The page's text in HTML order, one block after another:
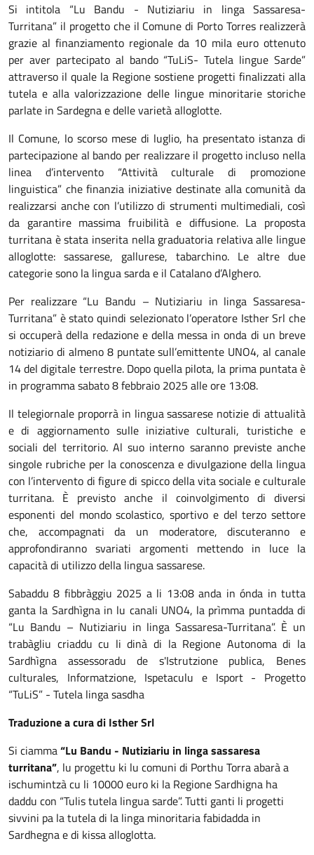
Si intitola “Lu Bandu - Nutiziariu in linga Sassaresa-
Turritana” il progetto che il Comune di Porto Torres realizzerà
grazie al finanziamento regionale da 10 mila euro ottenuto
per aver partecipato al bando “TuLiS- Tutela lingue Sarde”
attraverso il quale la Regione sostiene progetti finalizzati alla
tutela e alla valorizzazione delle lingue minoritarie storiche
parlate in Sardegna e delle varietà alloglotte.
Il Comune, lo scorso mese di luglio, ha presentato istanza di
partecipazione al bando per realizzare il progetto incluso nella
linea d’intervento “Attività culturale di promozione
linguistica” che finanzia iniziative destinate alla comunità da
realizzarsi anche con l’utilizzo di strumenti multimediali, così
da garantire massima fruibilità e diffusione. La proposta
turritana è stata inserita nella graduatoria relativa alle lingue
alloglotte: sassarese, gallurese, tabarchino. Le altre due
categorie sono la lingua sarda e il Catalano d’Alghero.
Per realizzare “Lu Bandu – Nutiziariu in linga Sassaresa-
Turritana” è stato quindi selezionato l’operatore Isther Srl che
si occuperà della redazione e della messa in onda di un breve
notiziario di almeno 8 puntate sull’emittente UNO4, al canale
14 del digitale terrestre. Dopo quella pilota, la prima puntata è
in programma sabato 8 febbraio 2025 alle ore 13:08.
Il telegiornale proporrà in lingua sassarese notizie di attualità
e di aggiornamento sulle iniziative culturali, turistiche e
sociali del territorio. Al suo interno saranno previste anche
singole rubriche per la conoscenza e divulgazione della lingua
con l’intervento di figure di spicco della vita sociale e culturale
turritana. È previsto anche il coinvolgimento di diversi
esponenti del mondo scolastico, sportivo e del terzo settore
che, accompagnati da un moderatore, discuteranno e
approfondiranno svariati argomenti mettendo in luce la
capacità di utilizzo della lingua sassarese.
Sabaddu 8 fibbràggiu 2025 a li 13:08 anda in ónda in tutta
ganta la Sardhìgna in lu canali UNO4, la prìmma puntadda di
“Lu Bandu – Nutiziariu in linga Sassaresa-Turritana”. È un
trabàgliu criaddu cu li dinà di la Regione Autonoma di la
Sardhìgna assessoradu de s'Istrutzione publica, Benes
culturales, Informatzione, Ispetaculu e Isport - Progetto
“TuLiS” - Tutela linga sasdha
Traduzione a cura di Isther Srl
Si ciamma“Lu Bandu - Nutiziariu in linga sassaresa
turritana”, lu progettu ki lu comuni di Porthu Torra abarà a
ischumintzà cu li 10000 euro ki la Regione Sardhigna ha
daddu con “Tulis tutela lingua sarde”. Tutti ganti li progetti
sivvini pa la tutela di la linga minoritaria fabidadda in
Sardhegna e di kissa alloglotta.